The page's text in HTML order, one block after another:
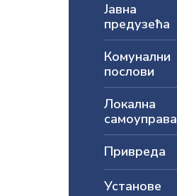
Јавна
предузећа
Комунални
послови
Локална
самоуправа
Привреда
Установе